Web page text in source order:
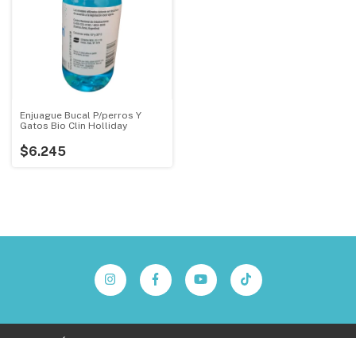
Enjuague Bucal P/perros Y
Gatos Bio Clin Holliday
$6.245